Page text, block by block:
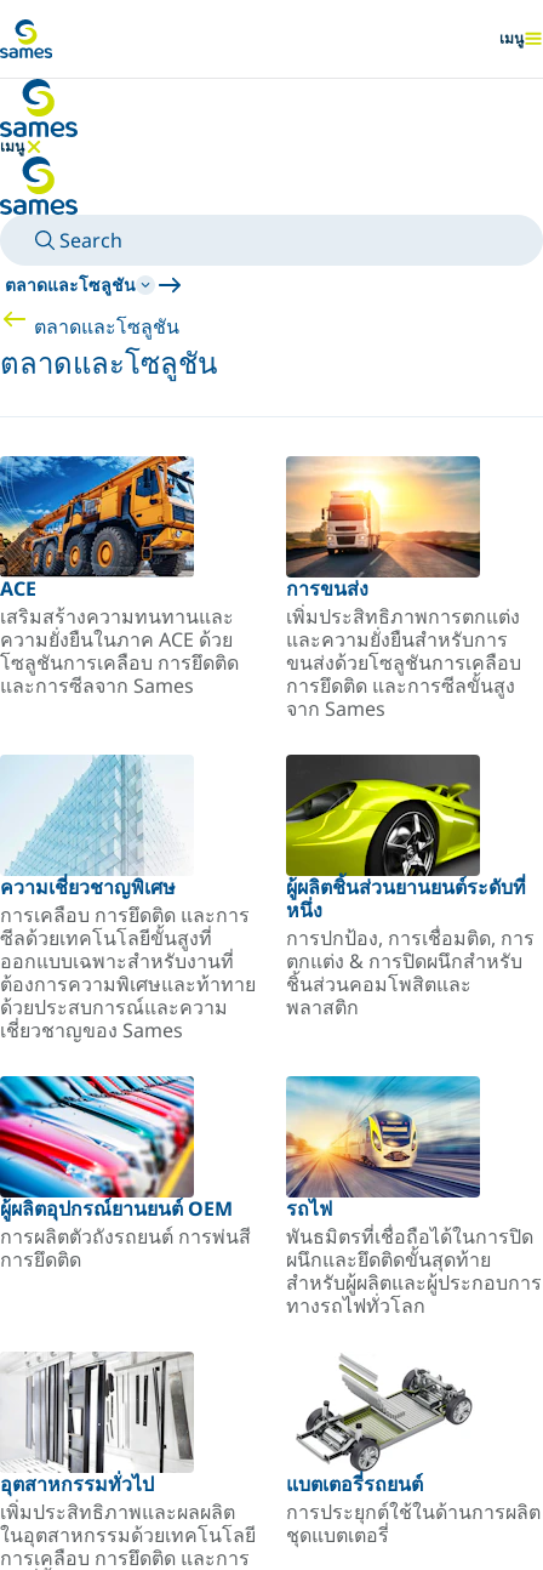
แสดง
เมนู
เมนู
ซ่อนเมนู
Search
ตลาดและโซลูชัน
ตลาดและโซลูชัน
ตลาดและโซลูชัน
ACE
เสริมสร้างความทนทานและ
ความยั่งยืนในภาค ACE ด้วย
โซลูชันการเคลือบ การยึดติด
และการซีลจาก Sames
การขนส่ง
เพิ่มประสิทธิภาพการตกแต่ง
และความยั่งยืนสำหรับการ
ขนส่งด้วยโซลูชันการเคลือบ
การยึดติด และการซีลขั้นสูง
จาก Sames
ความเชี่ยวชาญพิเศษ
การเคลือบ การยึดติด และการ
ซีลด้วยเทคโนโลยีขั้นสูงที่
ออกแบบเฉพาะสำหรับงานที่
ต้องการความพิเศษและท้าทาย
ด้วยประสบการณ์และความ
เชี่ยวชาญของ Sames
ผู้ผลิตชิ้นส่วนยานยนต์ระดับที่
หนึ่ง
การปกป้อง, การเชื่อมติด, การ
ตกแต่ง & การปิดผนึกสำหรับ
ชิ้นส่วนคอมโพสิตและ
พลาสติก
ผู้ผลิตอุปกรณ์ยานยนต์ OEM
การผลิตตัวถังรถยนต์ การพ่นสี
การยึดติด
รถไฟ
พันธมิตรที่เชื่อถือได้ในการปิด
ผนึกและยึดติดขั้นสุดท้าย
สำหรับผู้ผลิตและผู้ประกอบการ
ทางรถไฟทั่วโลก
อุตสาหกรรมทั่วไป
เพิ่มประสิทธิภาพและผลผลิต
ในอุตสาหกรรมด้วยเทคโนโลยี
การเคลือบ การยึดติด และการ
แบตเตอรี่รถยนต์
การประยุกต์ใช้ในด้านการผลิต
ชุดแบตเตอรี่